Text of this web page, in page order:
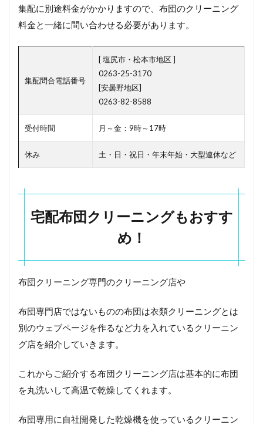
クリ
ーニ
もお
3
県
で
布
団
対
策
り
行
た
い
場
合
ふと
んリ
集配に別途料金がかかりますので、布団のクリーニング
料金と一緒に問い合わせる必要があります。
集配問合電話番号
[ 塩尻市・松本市地区 ]
0263-25-3170
[安曇野地区]
0263-82-8588
受付時間 月～金：9時～17時
休み 土・日・祝日・年末年始・大型連休など
宅配布団クリーニングもおすす
め！
布団クリーニング専門のクリーニング店や
布団専門店ではないものの布団は衣類クリーニングとは
別のウェブページを作るなど力を入れているクリーニン
グ店を紹介していきます。
これからご紹介する布団クリーニング店は基本的に布団
を丸洗いして高温で乾燥してくれます。
布団専用に自社開発した乾燥機を使っているクリーニン